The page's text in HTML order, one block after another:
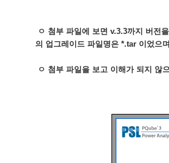
ㅇ 첨부 파일에 보면 v.3.3까지 버전
의 업그레이드 파일명은 *.tar 이었으
ㅇ 첨부 파일을 보고 이해가 되지 않